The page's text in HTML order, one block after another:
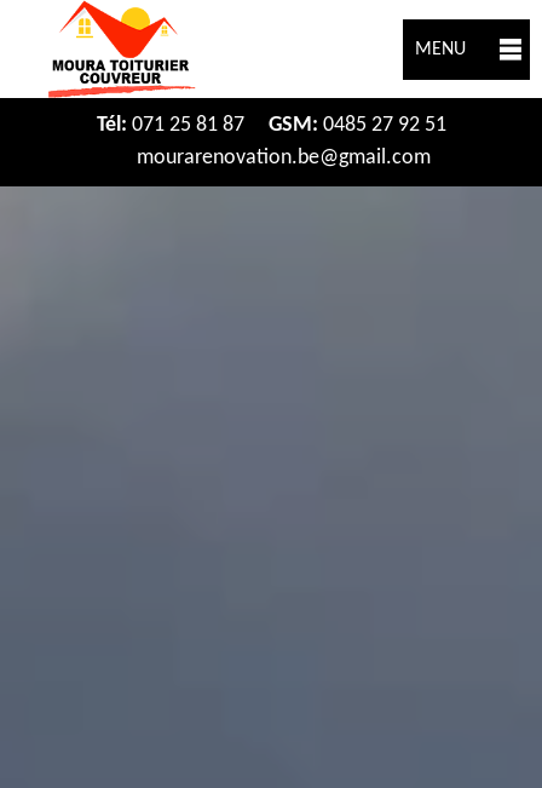
MENU
Tél: 071 25 81 87 GSM: 0485 27 92 51
mourarenovation.be@gmail.com